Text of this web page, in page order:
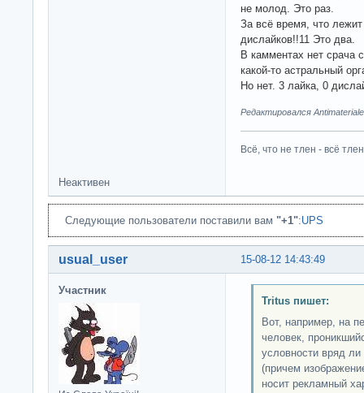
не молод. Это раз.
За всё время, что
дислайков!!11 Это два.
В камментах нет срача
какой-то астральный
Но нет. 3 лайка, 0
Редактировался
Всё, что не тлен - всё
Неактивен
Следующие пользователи поставили вам "+1":UPS
15-08-12 14:43:49
usual_user
Участник
Tritus пишет:
Вот, например, на
человек,
условности вряд
(причем
носит рекламный